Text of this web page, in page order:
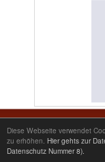
Diese Webseite verwendet
zu erhöhen. Hier gehts zur
Datenschutz Nummer 8).